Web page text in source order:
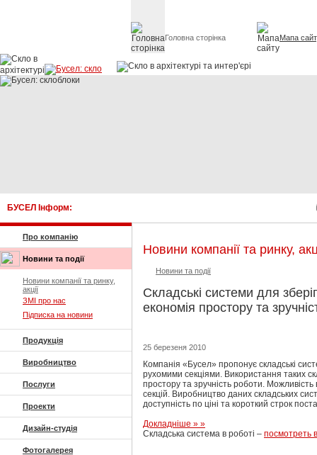
Головна сторінка Мапа
БУСЕЛ Інформ:
Про компанію
Новини та події
Новини компанії та ринку,
акції
ЗМІ про нас
Підписка на новини
Продукція
Виробництво
Послуги
Проекти
Дизайн-студія
Фотогалерея
Новини компанії та ринку,
Новини та події
Складські системи для
економія простору та
25 березеня 2010
Компанія «Бусел» пропонує складські
рухомими секціями. Використання таких
простору та зручність роботи. Можливість
секцій. Виробництво даних складських
доступність по ціні та короткий строк
Докладніше » »
Складська система в роботі – посмотреть